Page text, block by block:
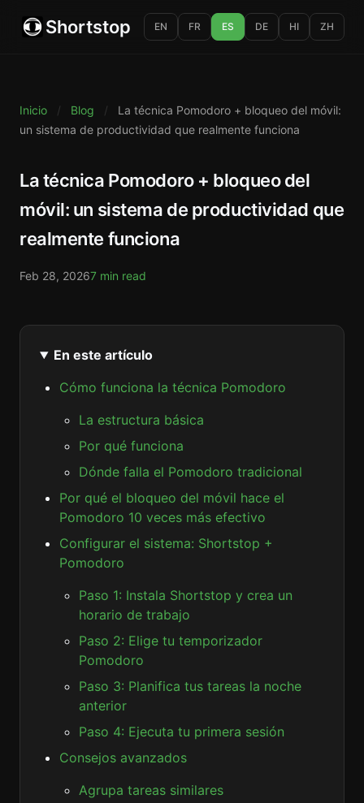
Shortstop EN FR ES DE HI ZH
Inicio / Blog /
La técnica Pomodoro + bloqueo del móvil:
un sistema de productividad que realmente funciona
La técnica Pomodoro + bloqueo del
móvil: un sistema de productividad que
realmente funciona
Feb 28, 20267 min read
En este artículo
Cómo funciona la técnica Pomodoro
La estructura básica
Por qué funciona
Dónde falla el Pomodoro tradicional
Por qué el bloqueo del móvil hace el
Pomodoro 10 veces más efectivo
Configurar el sistema: Shortstop +
Pomodoro
Paso 1: Instala Shortstop y crea un
horario de trabajo
Paso 2: Elige tu temporizador
Pomodoro
Paso 3: Planifica tus tareas la noche
anterior
Paso 4: Ejecuta tu primera sesión
Consejos avanzados
Agrupa tareas similares